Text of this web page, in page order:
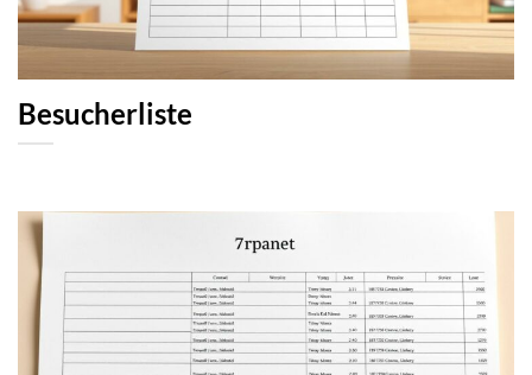
Besucherliste